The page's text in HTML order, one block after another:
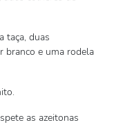
taça, duas
branco e uma rodela
as azeitonas